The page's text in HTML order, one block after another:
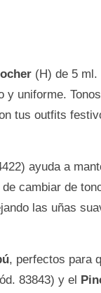
(H) de 5 ml.
y uniforme.
tus outfits
ayuda a
cambiar de
las uñas
, perfectos para
83843) y el